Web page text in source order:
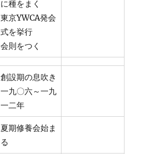
に種をまく
東京YWCA発会
式を挙行
会則をつく
創設期の息吹き
一九〇六～一九
一二年
夏期修養会始ま
る